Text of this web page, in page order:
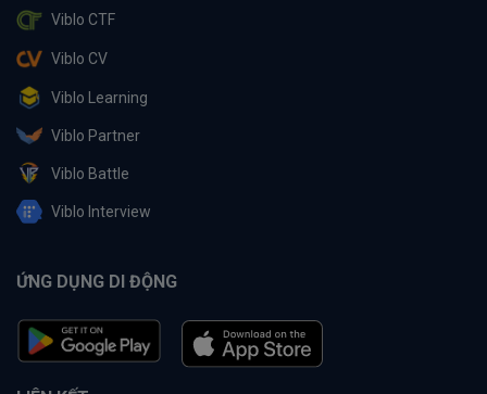
Viblo CTF
Viblo CV
Viblo Learning
Viblo Partner
Viblo Battle
Viblo Interview
ỨNG DỤNG DI ĐỘNG